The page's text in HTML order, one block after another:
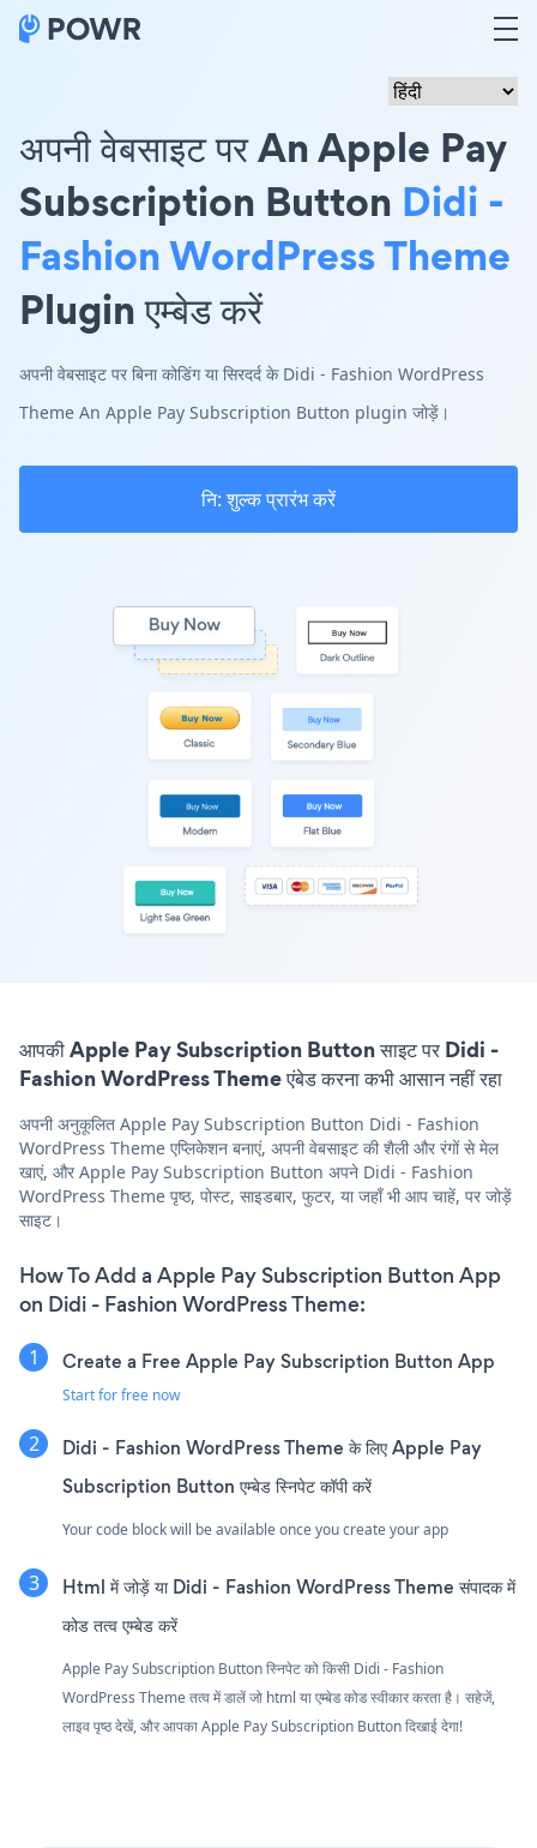
अपनी वेबसाइट पर An Apple Pay
Subscription Button Didi -
Fashion WordPress Theme
Plugin एम्बेड करें
अपनी वेबसाइट पर बिना कोडिंग या सिरदर्द के Didi - Fashion WordPress
Theme An Apple Pay Subscription Button plugin जोड़ें।
नि: शुल्क प्रारंभ करें
आपकी Apple Pay Subscription Button साइट पर Didi -
Fashion WordPress Theme एंबेड करना कभी आसान नहीं रहा
अपनी अनुकूलित Apple Pay Subscription Button Didi - Fashion
WordPress Theme एप्लिकेशन बनाएं, अपनी वेबसाइट की शैली और रंगों से मेल
खाएं, और Apple Pay Subscription Button अपने Didi - Fashion
WordPress Theme पृष्ठ, पोस्ट, साइडबार, फुटर, या जहाँ भी आप चाहें, पर जोड़ें
साइट।
How To Add a Apple Pay Subscription Button App
on Didi - Fashion WordPress Theme:
Create a Free Apple Pay Subscription Button App
Start for free now
Didi - Fashion WordPress Theme के लिए Apple Pay
Subscription Button एम्बेड स्निपेट कॉपी करें
Your code block will be available once you create your app
Html में जोड़ें या Didi - Fashion WordPress Theme संपादक में
कोड तत्व एम्बेड करें
Apple Pay Subscription Button स्निपेट को किसी Didi - Fashion
WordPress Theme तत्व में डालें जो html या एम्बेड कोड स्वीकार करता है। सहेजें,
लाइव पृष्ठ देखें, और आपका Apple Pay Subscription Button दिखाई देगा!